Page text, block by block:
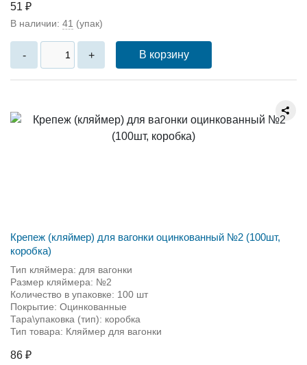
51 ₽
В наличии: 41 (упак)
- + В корзину
Крепеж (кляймер) для вагонки оцинкованный №2 (100шт,
коробка)
Тип кляймера: для вагонки
Размер кляймера: №2
Количество в упаковке: 100 шт
Покрытие: Оцинкованные
Тара\упаковка (тип): коробка
Тип товара: Кляймер для вагонки
86 ₽